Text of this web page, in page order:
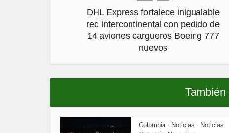
DHL Express fortalece inigualable
red intercontinental con pedido de
14 aviones cargueros Boeing 777
nuevos
Colombia • Noticias • Noticias